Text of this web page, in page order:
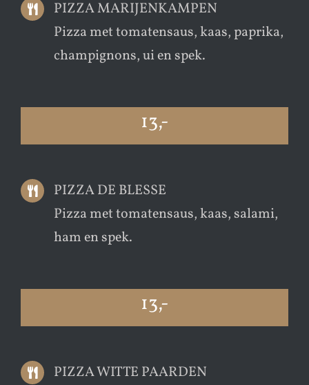
PIZZA MARIJENKAMPEN
Pizza met tomatensaus, kaas, paprika,
champignons, ui en spek.
13,-
PIZZA DE BLESSE
Pizza met tomatensaus, kaas, salami,
ham en spek.
13,-
PIZZA WITTE PAARDEN